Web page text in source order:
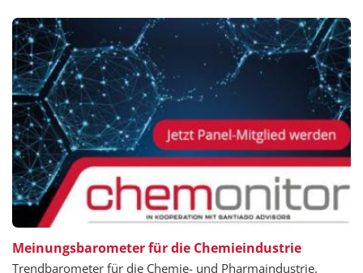
Meinungsbarometer für die Chemieindustrie
Trendbarometer für die Chemie- und Pharmaindustrie.